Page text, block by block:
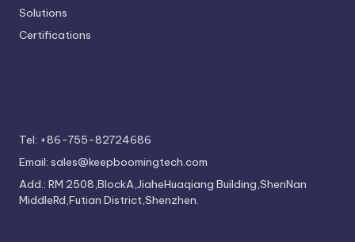
Solutions
Certifications
Tel: +86-755-82724686
Email: sales@keepboomingtech.com
Add.: RM 2508,BlockA,JiaheHuaqiang Building,ShenNan
MiddleRd,Futian District,Shenzhen.